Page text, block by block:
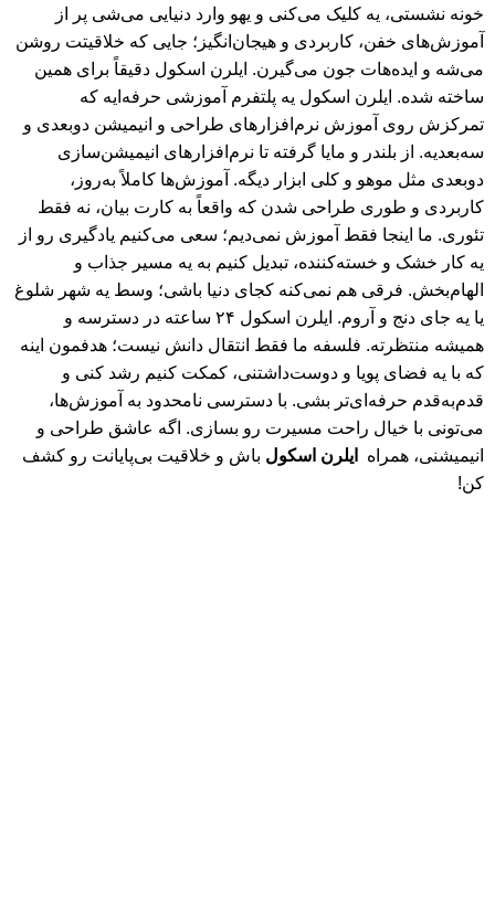
خونه نشستی، یه کلیک می‌کنی و یهو وارد دنیایی می‌شی پر از
آموزش‌های خفن، کاربردی و هیجان‌انگیز؛ جایی که خلاقیتت روشن
می‌شه و ایده‌هات جون می‌گیرن. ایلرن اسکول دقیقاً برای همین
ساخته شده. ایلرن اسکول یه پلتفرم آموزشی حرفه‌ایه که
تمرکزش روی آموزش نرم‌افزارهای طراحی و انیمیشن دو‌بعدی و
سه‌بعدیه. از بلندر و مایا گرفته تا نرم‌افزارهای انیمیشن‌سازی
دوبعدی مثل موهو و کلی ابزار دیگه. آموزش‌ها کاملاً به‌روز،
کاربردی و طوری طراحی شدن که واقعاً به کارت بیان، نه فقط
تئوری. ما اینجا فقط آموزش نمی‌دیم؛ سعی می‌کنیم یادگیری رو از
یه کار خشک و خسته‌کننده، تبدیل کنیم به یه مسیر جذاب و
الهام‌بخش. فرقی هم نمی‌کنه کجای دنیا باشی؛ وسط یه شهر شلوغ
یا یه جای دنج و آروم. ایلرن اسکول ۲۴ ساعته در دسترسه و
همیشه منتظرته. فلسفه ما فقط انتقال دانش نیست؛ هدفمون اینه
که با یه فضای پویا و دوست‌داشتنی، کمکت کنیم رشد کنی و
قدم‌به‌قدم حرفه‌ای‌تر بشی. با دسترسی نامحدود به آموزش‌ها،
می‌تونی با خیال راحت مسیرت رو بسازی. اگه عاشق طراحی و
انیمیشنی، همراه
ایلرن اسکول باش و خلاقیت بی‌پایانت رو کشف
کن!